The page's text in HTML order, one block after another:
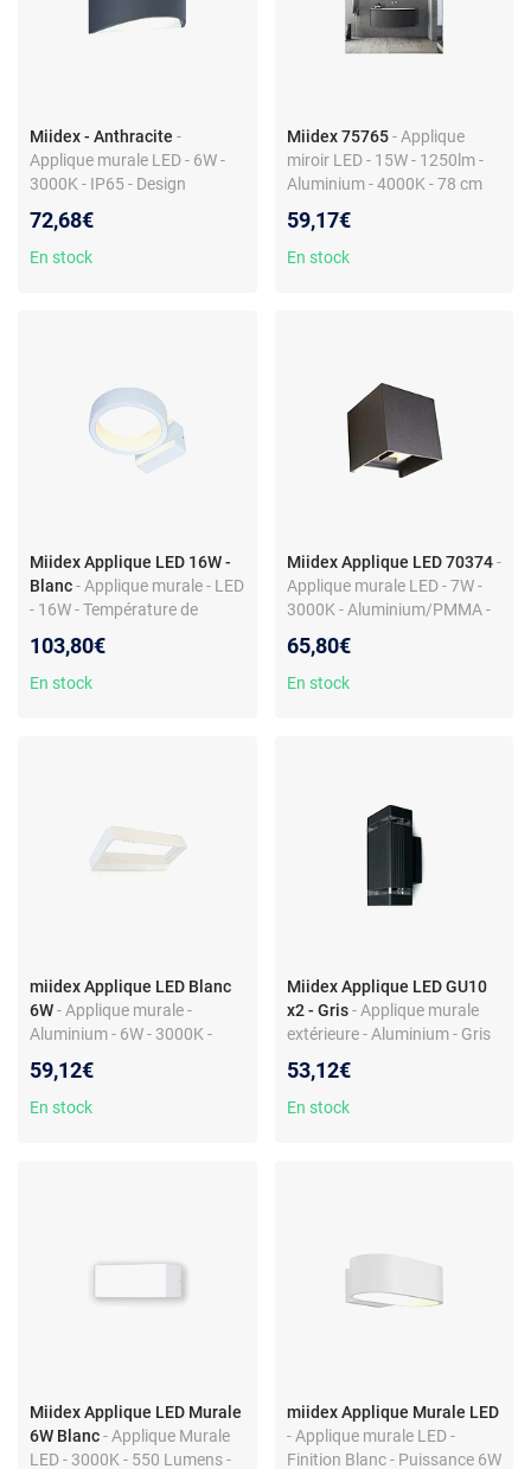
Miidex - Anthracite -
Applique murale LED - 6W -
3000K - IP65 - Design
90 x 80 mm
72,68€
En stock
Miidex 75765 - Applique
miroir LED - 15W - 1250lm -
Aluminium - 4000K - 78 cm
59,17€
En stock
Miidex Applique LED 16W -
Blanc- Applique murale - LED
- 16W - Température de
103,80€
En stock
Miidex Applique LED 70374 -
Applique murale LED - 7W -
3000K - Aluminium/PMMA -
100x100x100mm
65,80€
En stock
miidex Applique LED Blanc
6W- Applique murale -
Aluminium - 6W - 3000K -
23,5 x 12 x 3,5 cm
59,12€
En stock
Miidex Applique LED GU10
x2 - Gris - Applique murale
extérieure - Aluminium - Gris
non incluse
53,12€
En stock
Miidex Applique LED Murale
6W Blanc- Applique Murale
LED - 3000K - 550 Lumens -
miidex Applique Murale LED
- Applique murale LED -
Finition Blanc - Puissance 6W